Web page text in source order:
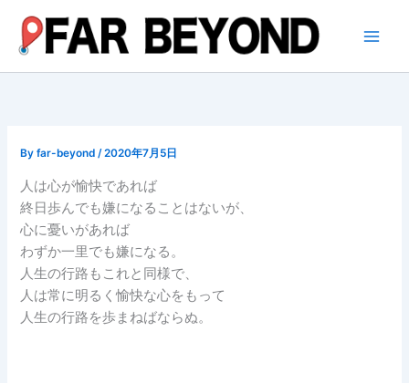
ス
Byfar-beyond/2020年7月5日
人は心が愉快であれば
終日歩んでも嫌になることはないが、
心に憂いがあれば
わずか一里でも嫌になる。
人生の行路もこれと同様で、
人は常に明るく愉快な心をもって
人生の行路を歩まねばならぬ。